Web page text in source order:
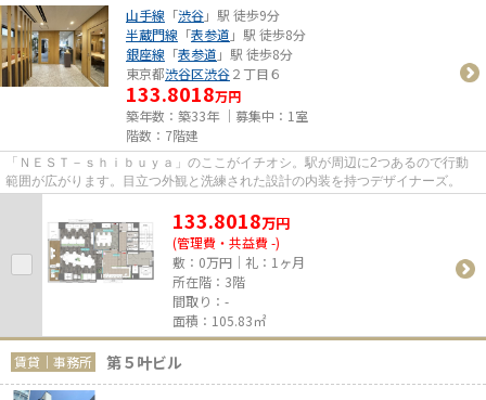
山手線 「渋谷」駅 徒歩9分
半蔵門線 「表参道 」駅 徒歩8分
銀座線 「表参道 」駅 徒歩8分
東京都渋谷区渋谷２丁目６
133.8018万円
築年数：築33年 ｜募集中： 1室
階数：7階建
「ＮＥＳＴ－ｓｈｉｂｕｙａ」のここがイチオシ。駅が周辺に2つあるので行動
範囲が広がります。目立つ外観と洗練された設計の内装を持つデザイナーズ。
133.8018万円
(管理費・共益費 -)
敷：0万円｜礼：1ヶ月
所在階：3階
間取り：-
面積：105.83㎡
賃貸｜事務所 第５叶ビル